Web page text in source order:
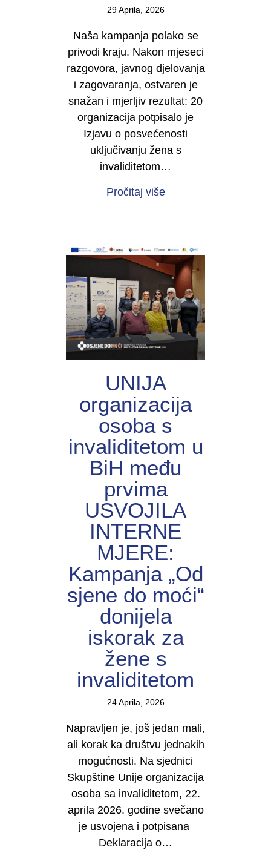
29 Aprila, 2026
Naša kampanja polako se
privodi kraju. Nakon mjeseci
razgovora, javnog djelovanja
i zagovaranja, ostvaren je
snažan i mjerljiv rezultat: 20
organizacija potpisalo je
Izjavu o posvećenosti
uključivanju žena s
invaliditetom…
Pročitaj višeabout Od sjene do
UNIJА
organizacija
osoba s
invaliditetom u
BiH među
prvima
USVOJILA
INTERNE
MJERE:
Kampanja „Od
sjene do moći“
donijela
iskorak za
žene s
invaliditetom
24 Aprila, 2026
Napravljen je, još jedan mali,
ali korak ka društvu jednakih
mogućnosti. Na sjednici
Skupštine Unije organizacija
osoba sa invaliditetom, 22.
aprila 2026. godine svečano
je usvojena i potpisana
Deklaracija o…